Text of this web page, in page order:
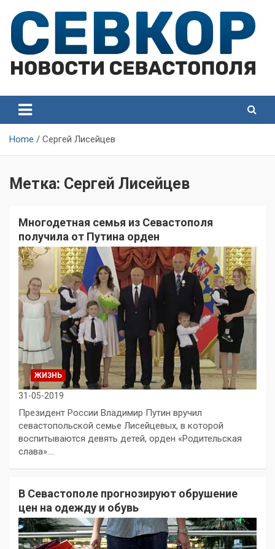
content
Севастополя
Севастополя
Home Сергей Лисейцев
Метка: Сергей Лисейцев
Многодетная семья из Севастополя
получила от Путина орден
ЖИЗНЬ
31-05-2019
Президент России Владимир Путин вручил
севастопольской семье Лисейцевых, в которой
воспитываются девять детей, орден «Родительская
слава».…
В Севастополе прогнозируют обрушение
цен на одежду и обувь